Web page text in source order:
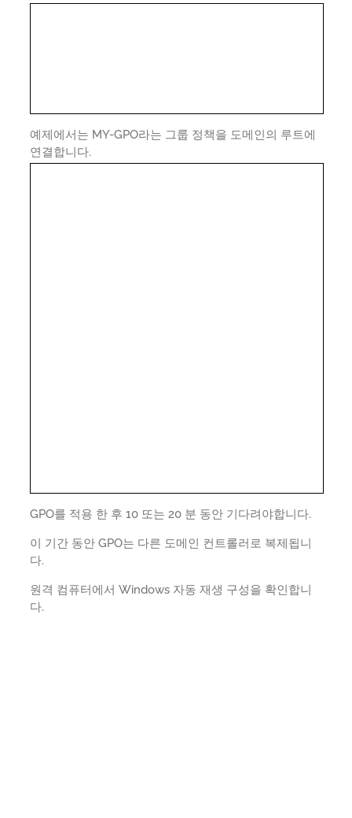
예제에서는 MY-GPO라는 그룹 정책을 도메인의 루트에
연결합니다.
GPO를 적용 한 후 10 또는 20 분 동안 기다려야합니다.
이 기간 동안 GPO는 다른 도메인 컨트롤러로 복제됩니
다.
원격 컴퓨터에서 Windows 자동 재생 구성을 확인합니
다.